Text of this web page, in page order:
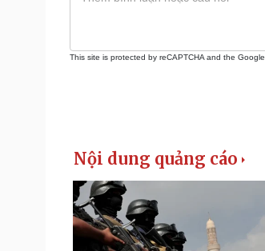
This site is protected by reCAPTCHA and the Google